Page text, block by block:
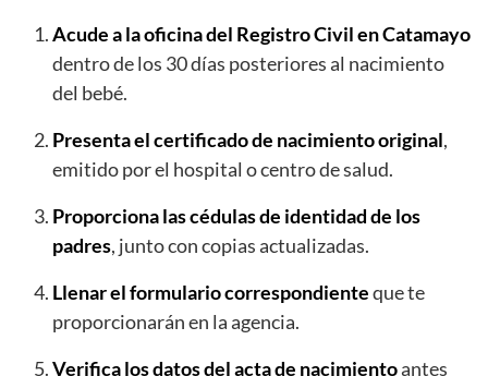
Acude a la oficina del Registro Civil en Catamayo
dentro de los 30 días posteriores al nacimiento
del bebé.
Presenta el certificado de nacimiento original,
emitido por el hospital o centro de salud.
Proporciona las cédulas de identidad de los
padres, junto con copias actualizadas.
Llenar el formulario correspondienteque te
proporcionarán en la agencia.
Verifica los datos del acta de nacimientoantes